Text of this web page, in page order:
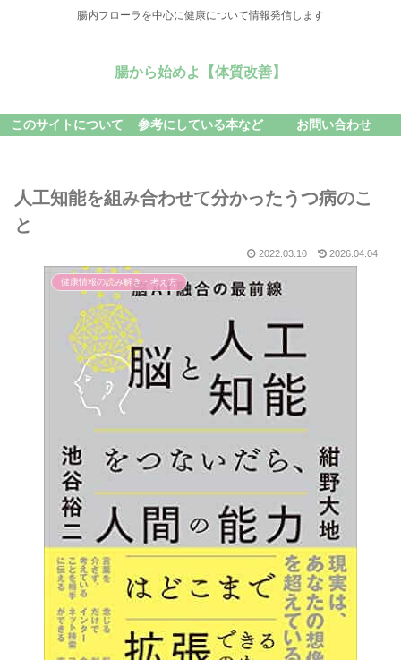
腸内フローラを中心に健康について情報発信します
腸から始めよ【体質改善】
このサイトについて 参考にしている本など お問い合わせ
人工知能を組み合わせて分かったうつ病のこ
と
2022.03.10 2026.04.04
健康情報の読み解き・考え方